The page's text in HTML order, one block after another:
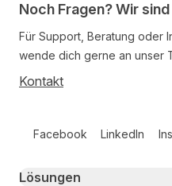
Noch Fragen? Wir
Für Support, Beratung oder
wende dich gerne an unser
Kontakt
Facebook LinkedIn
Primary footer navigation
Lösungen